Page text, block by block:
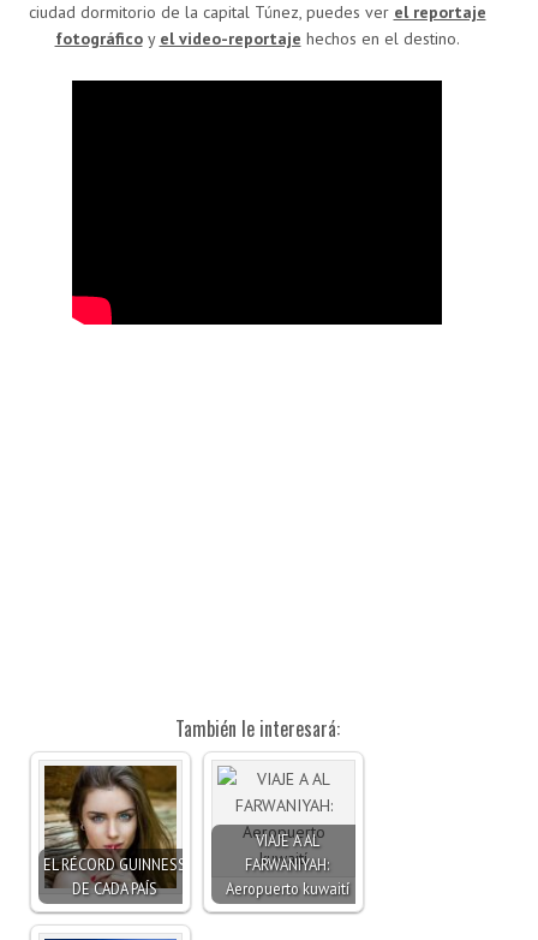
ciudad dormitorio de la capital Túnez, puedes ver el reportaje
fotográficoy el video-reportaje hechos en el destino.
También le interesará:
EL RÉCORD GUINNESS
DE CADA PAÍS
VIAJE A AL
FARWANIYAH:
Aeropuerto kuwaití